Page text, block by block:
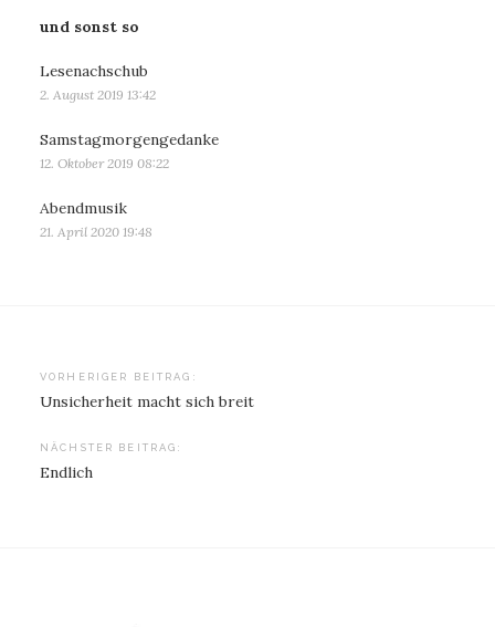
und sonst so
Lesenachschub
2. August 2019 13:42
Samstagmorgengedanke
12. Oktober 2019 08:22
Abendmusik
21. April 2020 19:48
Beitragsnavigation
VORHERIGER BEITRAG:
Unsicherheit macht sich breit
NÄCHSTER BEITRAG:
Endlich